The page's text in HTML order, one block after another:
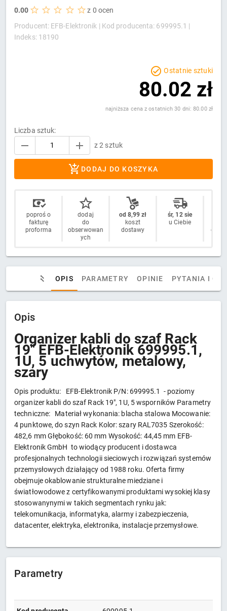
0.00
z 0 ocen
Producent: EFB-Elektronik | Kod producenta: 699995.1 |
Indeks: 18190
Ostatnie sztuki
80.02 zł
najniższa cena z ostatnich 30 dni: 80.00 zł
Liczba sztuk:
z 2 sztuk
DODAJ DO KOSZYKA
poproś o
fakturę
proforma
dodaj
do
obserwowan
ych
od 8,99 zł
koszt
dostawy
śr, 12 sie
u Ciebie
OPIS PARAMETRY OPINIE PYTANIA I
Opis
Organizer kabli do szaf Rack
19" EFB-Elektronik 699995.1,
1U, 5 uchwytów, metalowy,
szary
Opis produktu: EFB-Elektronik P/N: 699995.1 - poziomy
organizer kabli do szaf Rack 19", 1U, 5 wsporników Parametry
techniczne: Materiał wykonania: blacha stalowa Mocowanie:
4 punktowe, do szyn Rack Kolor: szary RAL7035 Szerokość:
482,6 mm Głębokość: 60 mm Wysokość: 44,45 mm EFB-
Elektronik GmbH to wiodący producent i dostawca
profesjonalnych technologii sieciowych i rozwiązań systemów
przemysłowych działający od 1988 roku. Oferta firmy
obejmuje okablowanie strukturalne miedziane i
światłowodowe z certyfikowanymi produktami wysokiej klasy
stosowanynymi w takich segmentach rynku jak:
telekomunikacja, informatyka, alarmy i zabezpieczenia,
datacenter, elektryka, elektronika, instalacje przemysłowe.
Parametry